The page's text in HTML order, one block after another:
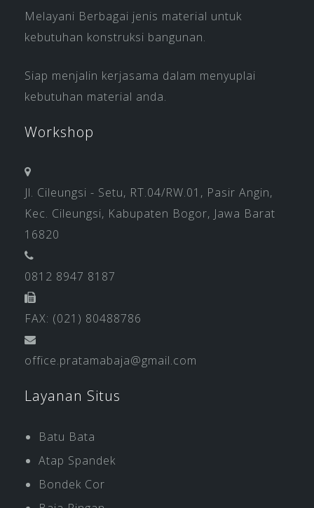
Melayani Berbagai jenis material untuk
kebutuhan konstruksi bangunan.
Siap menjalin kerjasama dalam menyuplai
kebutuhan material anda.
Workshop
Jl. Cileungsi - Setu, RT.04/RW.01, Pasir Angin,
Kec. Cileungsi, Kabupaten Bogor, Jawa Barat
16820
0812 8947 8187
FAX: (021) 80488786
office.pratamabaja@gmail.com
Layanan Situs
Batu Bata
Atap Spandek
Bondek Cor